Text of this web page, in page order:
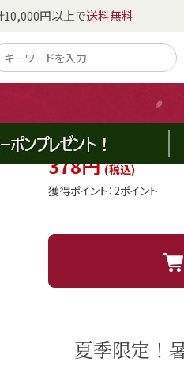
円以上で送料無料
梅エキスの酸味と飴の甘さ
梅エキス飴
378円
獲得ポイント： 2ポイント
夏季限定！